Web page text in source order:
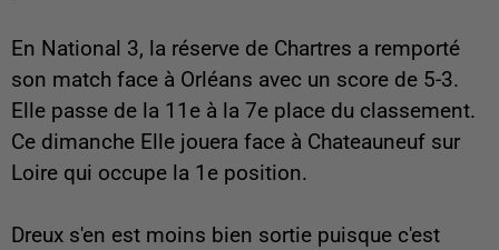
En National 3, la réserve de Chartres a remporté
son match face à Orléans avec un score de 5-3.
Elle passe de la 11e à la 7e place du classement.
Ce dimanche Elle jouera face à Chateauneuf sur
Loire qui occupe la 1e position.
Dreux s'en est moins bien sortie puisque c'est